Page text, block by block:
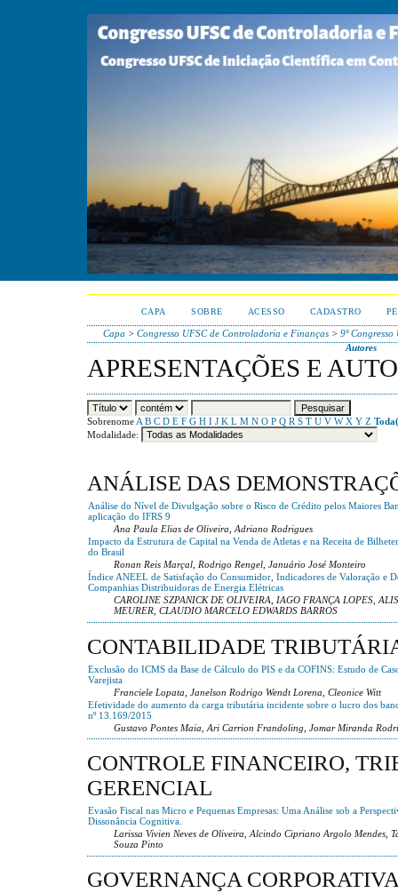
CAPA SOBRE ACESSO CADASTRO
Capa > Congresso UFSC de Controladoria e Finanças> 9º
Autores
APRESENTAÇÕES E
Sobrenome A B C D E F G H I J K L M N O P Q R S T U V W X Y Z
Modalidade:
ANÁLISE DAS
Análise do Nível de Divulgação sobre o Risco de Crédito pelos Maiores
aplicação do IFRS 9
Ana Paula Elias de Oliveira, Adriano Rodrigues
Impacto da Estrutura de Capital na Venda de Atletas e na Receita de
do Brasil
Ronan Reis Marçal, Rodrigo Rengel, Januário José Monteiro
Índice ANEEL de Satisfação do Consumidor, Indicadores de Valoração e
Companhias Distribuidoras de Energia Elétricas
CAROLINE SZPANICK DE OLIVEIRA, IAGO FRANÇA LOPES,
MEURER, CLAUDIO MARCELO EDWARDS BARROS
CONTABILIDADE
Exclusão do ICMS da Base de Cálculo do PIS e da COFINS: Estudo de
Varejista
Franciele Lopata, Janelson Rodrigo Wendt Lorena, Cleonice Witt
Efetividade do aumento da carga tributária incidente sobre o lucro dos
nº 13.169/2015
Gustavo Pontes Maia, Ari Carrion Frandoling, Jomar Miranda
CONTROLE FINANCEIRO,
GERENCIAL
Evasão Fiscal nas Micro e Pequenas Empresas: Uma Análise sob a
Dissonância Cognitiva.
Larissa Vivien Neves de Oliveira, Alcindo Cipriano Argolo Mendes,
Souza Pinto
GOVERNANÇA